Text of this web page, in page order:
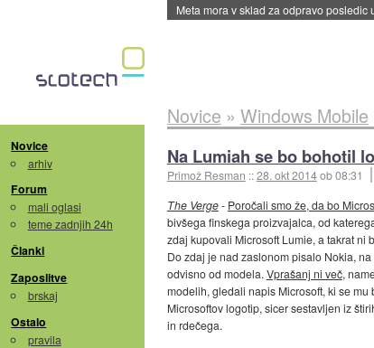
ByteDance trenira največji model
Novice
arhiv
Forum
mali oglasi
teme zadnjih 24h
Članki
Zaposlitve
brskaj
Ostalo
pravila
Novice » Windows Mobile
Na Lumiah se bo bohotil
Primož Resman ::28. okt 2014ob 08:31
The Verge- Poročali smo že, da bo
bivšega finskega proizvajalca, od
zdaj kupovali Microsoft Lumie, a takrat ni
Do zdaj je nad zaslonom pisalo Nokia,
odvisno od modela. Vprašanj ni več,
modelih, gledali napis Microsoft, ki se
Microsoftov logotip, sicer sestavljen iz
in rdečega.